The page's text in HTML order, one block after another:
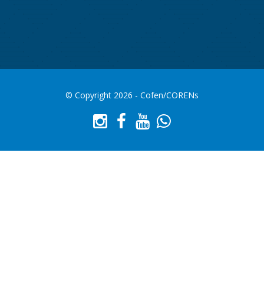
© Copyright 2026 - Cofen/CORENs